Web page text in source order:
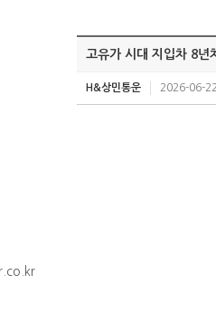
고유가 시대 지입차 8년
H&상민통운 2026-06-